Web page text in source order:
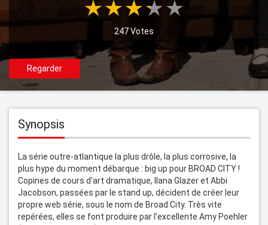
247 Votes
Regarder
Synopsis
La série outre-atlantique la plus drôle, la plus corrosive, la
plus hype du moment débarque : big up pour BROAD CITY !
Copines de cours d’art dramatique, Ilana Glazer et Abbi
Jacobson, passées par le stand up, décident de créer leur
propre web série, sous le nom de Broad City. Très vite
repérées, elles se font produire par l’excellente Amy Poehler